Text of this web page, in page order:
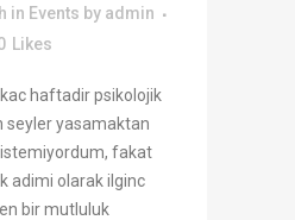
in Events by admin
Likes
haftadir psikolojik
seyler yasamaktan
fakat
adimi olarak ilginc
bir mutluluk